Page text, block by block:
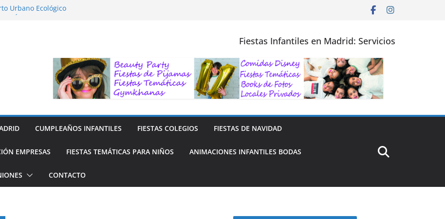
Urbano Ecológico
Fiestas Infantiles en Madrid: Servicios
CUMPLEAÑOS INFANTILES FIESTAS COLEGIOS FIESTAS DE NAVIDAD
EMPRESAS FIESTAS TEMÁTICAS PARA NIÑOS ANIMACIONES INFANTILES BODAS
CONTACTO